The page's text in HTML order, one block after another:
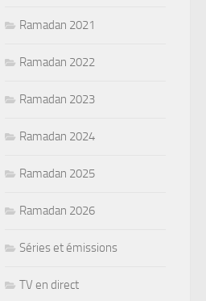
Ramadan 2021
Ramadan 2022
Ramadan 2023
Ramadan 2024
Ramadan 2025
Ramadan 2026
Séries et émissions
TV en direct